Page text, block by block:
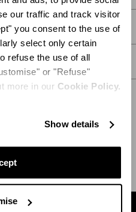
our traffic and track visitor
you consent to the use of
select only certain
refuse the use of all
or "Refuse"
more in our Cookie Policy.
Show details